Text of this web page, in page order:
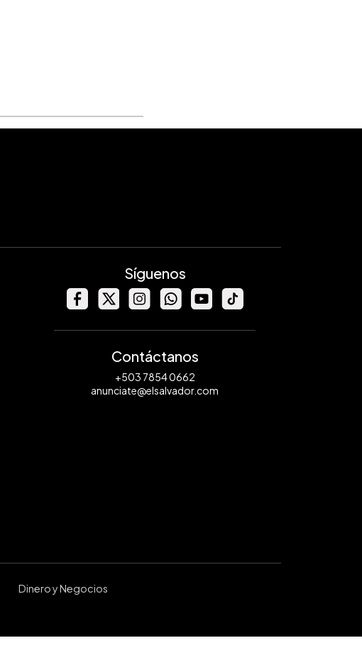
Síguenos
Contáctanos
+503 7854 0662
anunciate@elsalvador.com
Dinero y Negocios